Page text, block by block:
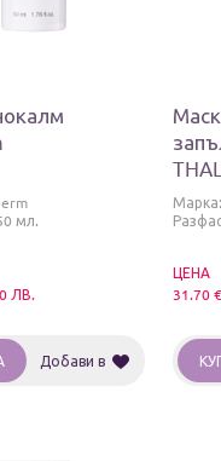
мл.
ЛВ.
Добави в
Марка:
ЦЕНА
31.70 €